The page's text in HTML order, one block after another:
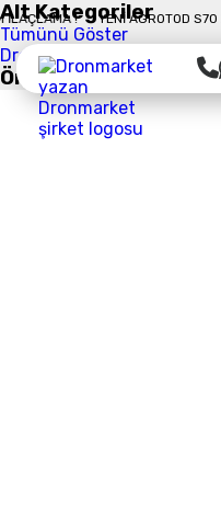
DAKIKADA 50 DÖNÜM İLAÇLAMA !
Sepet Detayı
Alt Kategoriler
Tümünü Göster
Drone Kamera ve
Öne Çıkan Ürün